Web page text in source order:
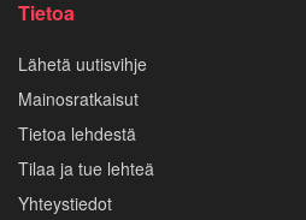
Tietoa
Lähetä uutisvihje
Mainosratkaisut
Tietoa lehdestä
Tilaa ja tue lehteä
Yhteystiedot